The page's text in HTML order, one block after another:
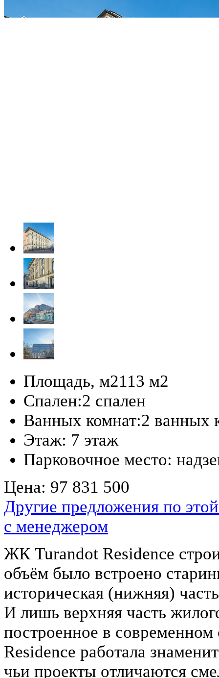
Площадь, м2113 м2
Спален:2 спален
Ванных комнат:2 ванных
Этаж: 7 этаж
Парковочное место:
Цена: 97 831 500
Другие предложения по
с менеджером
ЖК Turandot Residenсe
объём было встроено
историческая (нижняя)
И лишь верхняя часть
построенное в
Residenсe работала
чьи проекты отличаются